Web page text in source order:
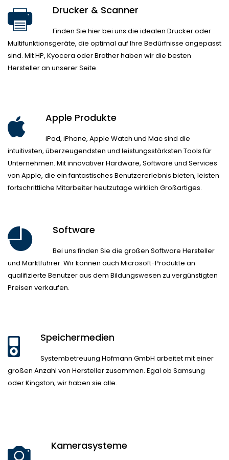
Drucker & Scanner
Finden Sie hier bei uns die idealen Drucker oder
Multifunktionsgeräte, die optimal auf Ihre Bedürfnisse angepasst
sind. Mit HP, Kyocera oder Brother haben wir die besten
Hersteller an unserer Seite.
Apple Produkte
iPad, iPhone, Apple Watch und Mac sind die
intuitivsten, überzeugendsten und leistungsstärksten Tools für
Unternehmen. Mit innovativer Hardware, Software und Services
von Apple, die ein fantastisches Benutzererlebnis bieten, leisten
fortschrittliche Mitarbeiter heutzutage wirklich Großartiges.
Software
Bei uns finden Sie die großen Software Hersteller
und Marktführer. Wir können auch Microsoft-Produkte an
qualifizierte Benutzer aus dem Bildungswesen zu vergünstigten
Preisen verkaufen.
Speichermedien
Systembetreuung Hofmann GmbH arbeitet mit einer
großen Anzahl von Hersteller zusammen. Egal ob Samsung
oder Kingston, wir haben sie alle.
Kamerasysteme